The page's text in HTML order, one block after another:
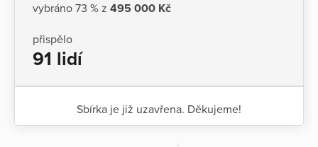
vybráno 73 % z 495 000 Kč
přispělo
91 lidí
Sbírka je již uzavřena. Děkujeme!